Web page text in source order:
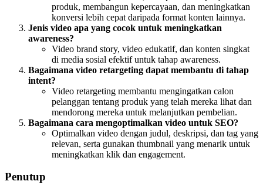
produk, membangun kepercayaan, dan meningkatkan
konversi lebih cepat daripada format konten lainnya.
Jenis video apa yang cocok untuk meningkatkan
awareness?
Video brand story, video edukatif, dan konten singkat
di media sosial efektif untuk tahap awareness.
Bagaimana video retargeting dapat membantu di tahap
intent?
Video retargeting membantu mengingatkan calon
pelanggan tentang produk yang telah mereka lihat dan
mendorong mereka untuk melanjutkan pembelian.
Bagaimana cara mengoptimalkan video untuk SEO?
Optimalkan video dengan judul, deskripsi, dan tag yang
relevan, serta gunakan thumbnail yang menarik untuk
meningkatkan klik dan engagement.
Penutup